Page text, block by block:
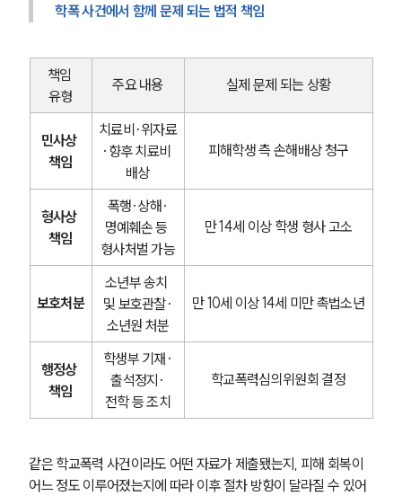
학폭 사건에서 함께 문제 되는 법적 책임
책임
유형
주요 내용 실제 문제 되는 상황
민사상
책임
치료비·위자료
·향후 치료비
배상
피해학생 측 손해배상 청구
형사상
책임
폭행·상해·
명예훼손 등
형사처벌 가능
만 14세 이상 학생 형사 고소
보호처분
소년부 송치
및 보호관찰·
소년원 처분
만 10세 이상 14세 미만 촉법소년
행정상
책임
학생부 기재·
출석정지·
전학 등 조치
학교폭력심의위원회 결정
같은 학교폭력 사건이라도 어떤 자료가 제출됐는지, 피해 회복이
어느 정도 이루어졌는지에 따라 이후 절차 방향이 달라질 수 있어